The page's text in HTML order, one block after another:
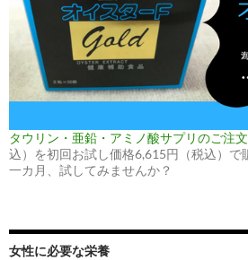
タウリン・亜鉛・アミノ酸サプリのご注文
込）を初回お試し価格6,615円（税込）で
一カ月、試してみませんか？
女性に必要な栄養